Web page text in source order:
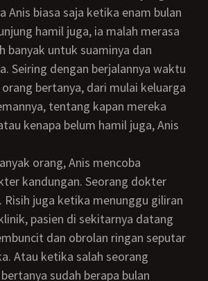
Anis biasa saja ketika enam bulan
hamil juga, ia malah merasa
banyak untuk suaminya dan
Seiring dengan berjalannya waktu
bertanya, dari mulai keluarga
tentang kapan mereka
kenapa belum hamil juga, Anis
kandungan. Seorang dokter
Risih juga ketika menunggu giliran
pasien di sekitarnya datang
dan obrolan ringan seputar
Atau ketika salah seorang
sudah berapa bulan